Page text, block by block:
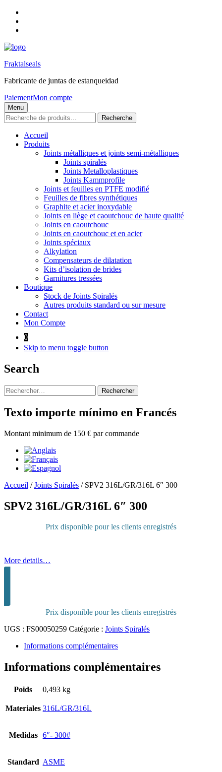
content
footer
Fraktalseals
Fabricante de juntas de estanqueidad
PaiementMon compte
Menu
Recherche
pour :
Recherche
Accueil
Produits
Joints métalliques et joints semi-métalliques
Joints spiralés
Joints Metalloplastiques
Joints Kammprofile
Joints et feuilles en PTFE modifié
Feuilles de fibres synthétiques
Graphite et acier inoxydable
Joints en liège et caoutchouc de haute qualité
Joints en caoutchouc
Joints en caoutchouc et en acier
Joints spéciaux
Alkylation
Compensateurs de dilatation
Kits d’isolation de brides
Garnitures tressées
Boutique
Stock de Joints Spiralés
Autres produits standard ou sur mesure
Contact
Mon Compte
0
Skip to menu toggle button
Search
Rechercher :
Texto importe mínimo en Francés
Montant minimum de 150 € par commande
Accueil /Joints Spiralés / SPV2 316L/GR/316L 6″ 300
SPV2 316L/GR/316L 6″ 300
Prix disponible pour les clients enregistrés
More details…
Prix disponible pour les clients enregistrés
UGS : FS00050259 Catégorie : Joints Spiralés
Informations complémentaires
Informations complémentaires
Poids 0,493 kg
Materiales 316L/GR/316L
Medidas 6″- 300#
Standard ASME